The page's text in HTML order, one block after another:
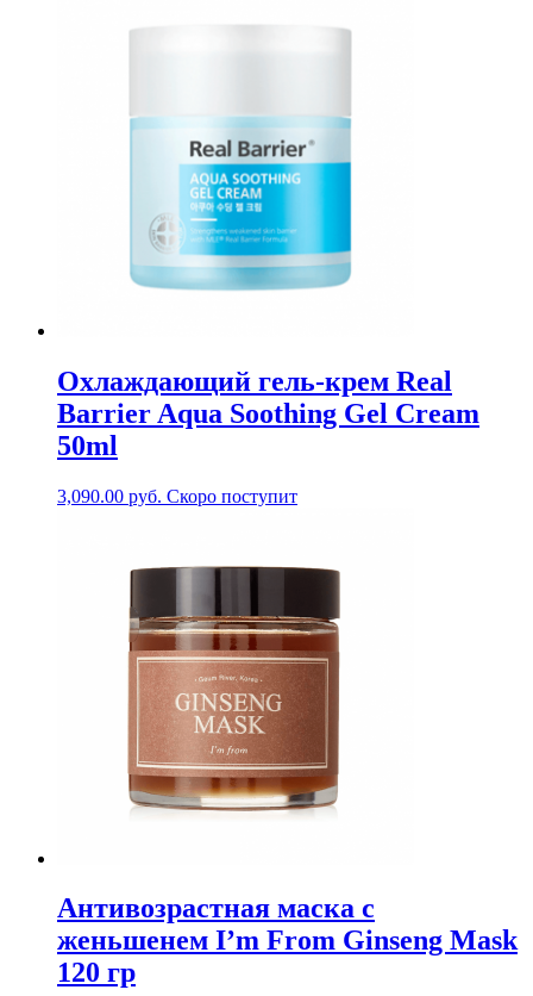
Охлаждающий гель-крем Real
Barrier Aqua Soothing Gel Cream
50ml
3,090.00 руб. Скоро поступит
Антивозрастная маска с
женьшенем I’m From Ginseng Mask
120 гр